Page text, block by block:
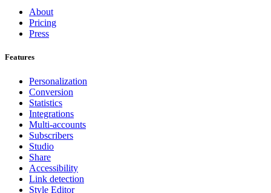
About
Pricing
Press
Features
Personalization
Conversion
Statistics
Integrations
Multi-accounts
Subscribers
Studio
Share
Accessibility
Link detection
Style Editor